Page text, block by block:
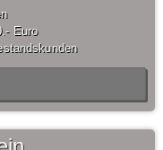
Euro